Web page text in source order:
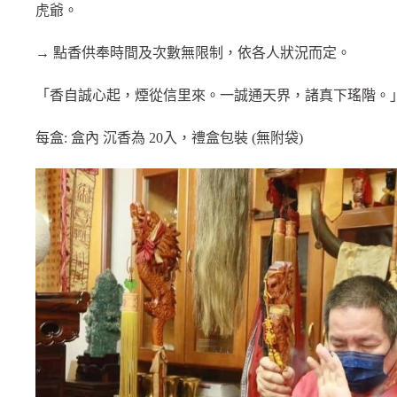
虎爺。
→ 點香供奉時間及次數無限制，依各人狀況而定。
「香自誠心起，煙從信里來。一誠通天界，諸真下瑤階。
每盒: 盒內 沉香為 20入，禮盒包裝 (無附袋)